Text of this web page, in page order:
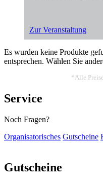
Zur Veranstaltung
Es wurden keine Produkte
entsprechen. Wählen Sie
*Alle
Service
Noch Fragen?
Organisatorisches Gutscheine
Gutscheine